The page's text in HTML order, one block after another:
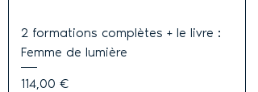
2 formations complètes + le livre :
Femme de lumière
Prix
114,00 €